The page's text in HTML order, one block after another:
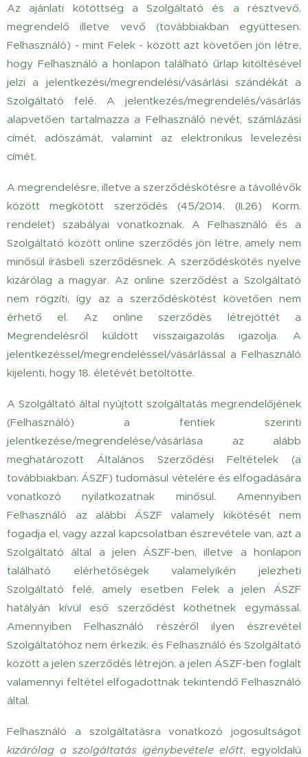
Az ajánlati kötöttség a Szolgáltató és a résztvevő,
megrendelő illetve vevő (továbbiakban együttesen:
Felhasználó) - mint Felek - között azt követően jön létre,
hogy Felhasználó a honlapon található űrlap kitöltésével
jelzi a jelentkezési/megrendelési/vásárlási szándékát a
Szolgáltató felé. A jelentkezés/megrendelés/vásárlás
alapvetően tartalmazza a Felhasználó nevét, számlázási
címét, adószámát, valamint az elektronikus levelezési
címét.
A megrendelésre, illetve a szerződéskötésre a távollévők
között megkötött szerződés (45/2014. (II.26) Korm.
rendelet) szabályai vonatkoznak. A Felhasználó és a
Szolgáltató között online szerződés jön létre, amely nem
minősül írásbeli szerződésnek. A szerződéskötés nyelve
kizárólag a magyar. Az online szerződést a Szolgáltató
nem rögzíti, így az a szerződéskötést követően nem
érhető el. Az online szerződés létrejöttét a
Megrendelésről küldött visszaigazolás igazolja. A
jelentkezéssel/megrendeléssel/vásárlással a Felhasználó
kijelenti, hogy 18. életévét betöltötte.
A Szolgáltató által nyújtott szolgáltatás megrendelőjének
(Felhasználó) a fentiek szerinti
jelentkezése/megrendelése/vásárlása az alább
meghatározott Általános Szerződési Feltételek (a
továbbiakban: ÁSZF) tudomásul vételére és elfogadására
vonatkozó nyilatkozatnak minősül. Amennyiben
Felhasználó az alábbi ÁSZF valamely kikötését nem
fogadja el, vagy azzal kapcsolatban észrevétele van, azt a
Szolgáltató által a jelen ÁSZF-ben, illetve a honlapon
található elérhetőségek valamelyikén jelezheti
Szolgáltató felé, amely esetben Felek a jelen ÁSZF
hatályán kívül eső szerződést köthetnek egymással.
Amennyiben Felhasználó részéről ilyen észrevétel
Szolgáltatóhoz nem érkezik, és Felhasználó és Szolgáltató
között a jelen szerződés létrejön, a jelen ÁSZF-ben foglalt
valamennyi feltétel elfogadottnak tekintendő Felhasználó
által.
Felhasználó a szolgáltatásra vonatkozó jogosultságot
kizárólag a szolgáltatás igénybevétele előtt, egyoldalú